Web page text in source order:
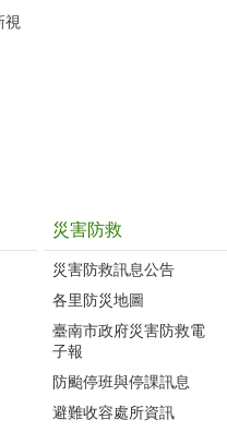
視
災害防救
災害防救訊息公告
各里防災地圖
臺南市政府災害防救電
子報
防颱停班與停課訊息
避難收容處所資訊